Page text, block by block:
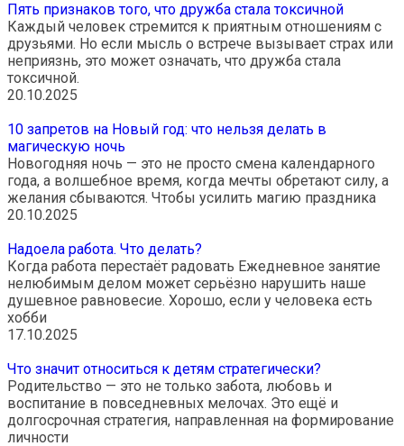
Пять признаков того, что дружба стала токсичной
Каждый человек стремится к приятным отношениям с
друзьями. Но если мысль о встрече вызывает страх или
неприязнь, это может означать, что дружба стала
токсичной.
20.10.2025
10 запретов на Новый год: что нельзя делать в
магическую ночь
Новогодняя ночь — это не просто смена календарного
года, а волшебное время, когда мечты обретают силу, а
желания сбываются. Чтобы усилить магию праздника
20.10.2025
Надоела работа. Что делать?
Когда работа перестаёт радовать Ежедневное занятие
нелюбимым делом может серьёзно нарушить наше
душевное равновесие. Хорошо, если у человека есть
хобби
17.10.2025
Что значит относиться к детям стратегически?
Родительство — это не только забота, любовь и
воспитание в повседневных мелочах. Это ещё и
долгосрочная стратегия, направленная на формирование
личности